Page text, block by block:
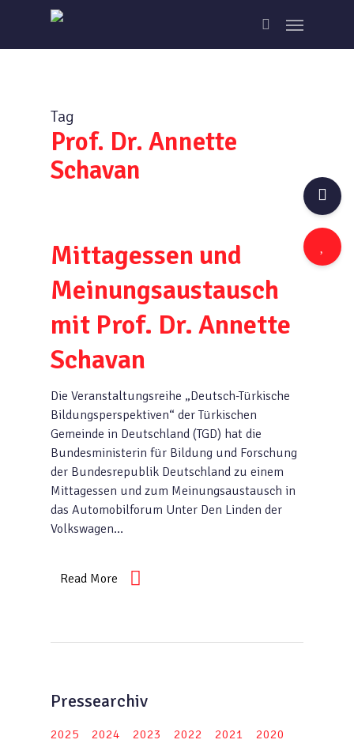
main
search
Menu
Tag
Prof. Dr. Annette
Schavan
Mittagessen und
Meinungsaustausch
mit Prof. Dr. Annette
Schavan
Die Veranstaltungsreihe „Deutsch-Türkische
Bildungsperspektiven“ der Türkischen
Gemeinde in Deutschland (TGD) hat die
Bundesministerin für Bildung und Forschung
der Bundesrepublik Deutschland zu einem
Mittagessen und zum Meinungsaustausch in
das Automobilforum Unter Den Linden der
Volkswagen…
Read More
Pressearchiv
2025 2024 2023 2022 2021
2020